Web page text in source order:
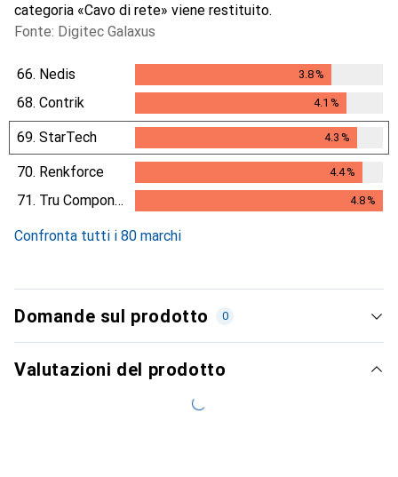
categoria «Cavo di rete» viene restituito.
Fonte: Digitec Galaxus
66. Nedis 3.8%
68. Contrik 4.1 %
4.1%
69. StarTech 4.3 %
4.3%
70. Renkforce 4.4%
4.4%
71. Tru Components 4.8%
Confronta tutti i 80 marchi
Domande sul prodotto 0
Valutazioni del prodotto